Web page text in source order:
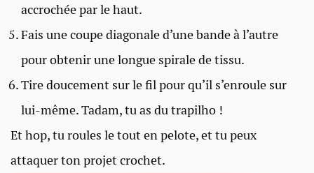
accrochée par le haut.
Fais une coupe diagonale d’une bande à l’autre
pour obtenir une longue spirale de tissu.
Tire doucement sur le fil pour qu’il s’enroule sur
lui-même. Tadam, tu as du trapilho !
Et hop, tu roules le tout en pelote, et tu peux
attaquer ton projet crochet.